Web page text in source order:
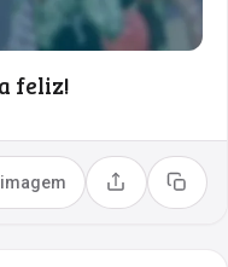
feliz!
Compartilhar
Copiar